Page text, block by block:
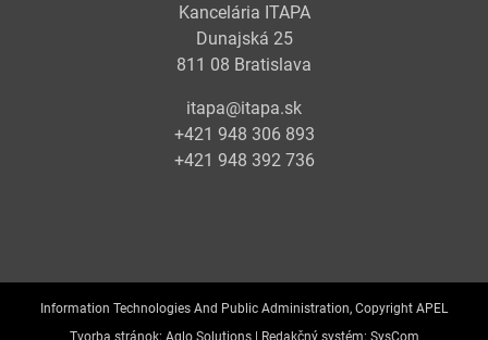
Kancelária ITAPA
Dunajská 25
811 08 Bratislava
itapa@itapa.sk
+421 948 306 893
+421 948 392 736
Information Technologies And Public Administration, Copyright APEL
Tvorba stránok: Aglo Solutions | Redakčný systém: SysCom